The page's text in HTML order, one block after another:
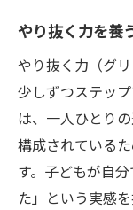
やり抜く力を養
やり抜く力（グ
少しずつステッ
は、一人ひとり
構成されている
す。子どもが自
た」という実感